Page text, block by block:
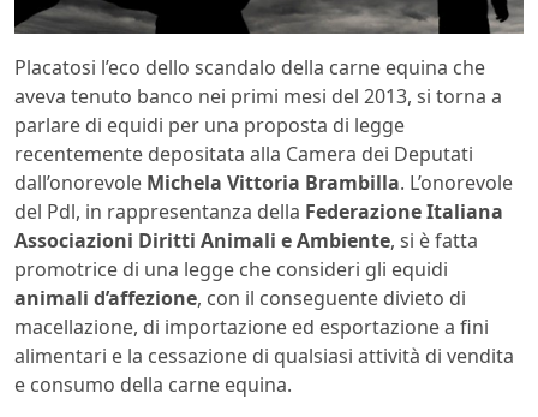
Placatosi l’eco dello scandalo della carne equina che
aveva tenuto banco nei primi mesi del 2013, si torna a
parlare di equidi per una proposta di legge
recentemente depositata alla Camera dei Deputati
dall’onorevole Michela Vittoria Brambilla. L’onorevole
del Pdl, in rappresentanza della Federazione Italiana
Associazioni Diritti Animali e Ambiente, si è fatta
promotrice di una legge che consideri gli equidi
animali d’affezione, con il conseguente divieto di
macellazione, di importazione ed esportazione a fini
alimentari e la cessazione di qualsiasi attività di vendita
e consumo della carne equina.